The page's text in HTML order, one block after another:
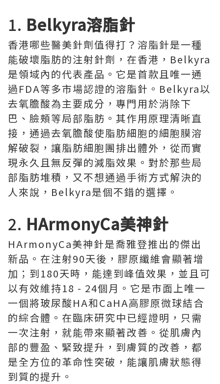
1. Belkyra溶脂針
香港哪些醫美針劑值得打？溶脂針是一種
能破壞脂肪的注射針劑，在香港，Belkyra
是領域內的代表產品。它是首款且唯一通
過FDA等多市場認證的溶脂針。Belkyra以
去氧膽酸為主要成分，專門用於消除下
巴、臉頰等局部脂肪。其作用原理清晰直
接，通過去氧膽酸使脂肪細胞的細胞膜溶
解破裂，讓脂肪細胞團排出體外，從而實
現永久且無反彈的減脂效果。對於那些局
部脂肪堆積，又不想通過手術方式解決的
人來說，Belkyra是個不錯的選擇。
2. HArmonyCa美神針
HArmonyCa美神針是喬雅登推出的傑出
新品。在注射90天後，膠原纖維會顯著增
加；到180天時，能達到峰值效果，並且可
以有效維持18 - 24個月。它是市面上唯一
一個將玻尿酸HA和CaHA高膠原微球結合
的綜合體。在臨床研究中已經證明，只需
一次注射，就能帶來顯著改善。從肌膚內
部的豐盈、緊致提升，到膚質的改善，都
是全方位的革命性突破，能讓肌膚狀態得
到質的提升。